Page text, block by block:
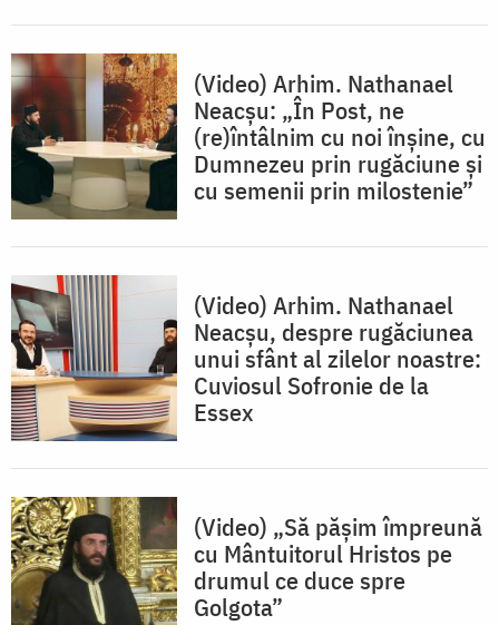
(Video) Arhim. Nathanael
Neacşu: „În Post, ne
(re)întâlnim cu noi înşine, cu
Dumnezeu prin rugăciune şi
cu semenii prin milostenie”
(Video) Arhim. Nathanael
Neacşu, despre rugăciunea
unui sfânt al zilelor noastre:
Cuviosul Sofronie de la
Essex
(Video) „Să pășim împreună
cu Mântuitorul Hristos pe
drumul ce duce spre
Golgota”